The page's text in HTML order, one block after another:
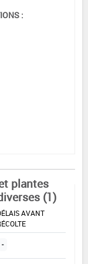
:
plantes
(1)
AVANT
-